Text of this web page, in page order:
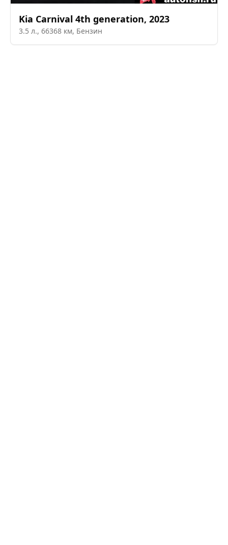
Kia Carnival 4th generation, 2023
3.5 л., 66368 км, Бензин